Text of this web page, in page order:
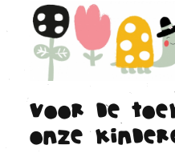
Voor de
onze